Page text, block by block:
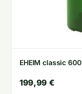
EHEIM classic 600
199,99 €